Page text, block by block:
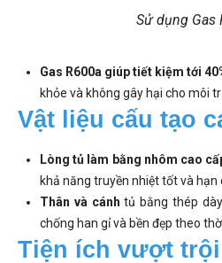
Sử dụng Gas
Gas R600a giúp tiết kiệm tới
khỏe và không gây hại cho môi
Vật liệu cấu tạo
Lòng tủ làm bằng nhôm cao
khả năng truyền nhiệt tốt và hạn
Thân và cánh tủ bằng thép
chống han gỉ và bền đẹp theo
Tiện ích vượt